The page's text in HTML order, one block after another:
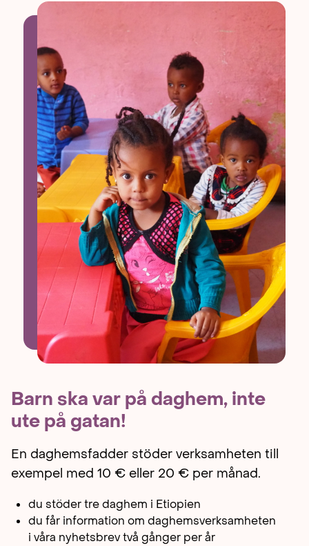
Barn ska var på daghem, inte
ute på gatan!
En daghemsfadder stöder verksamheten till
exempel med 10 € eller 20 € per månad.
du stöder tre daghem i Etiopien
du får information om daghemsverksamheten
i våra nyhetsbrev två gånger per år